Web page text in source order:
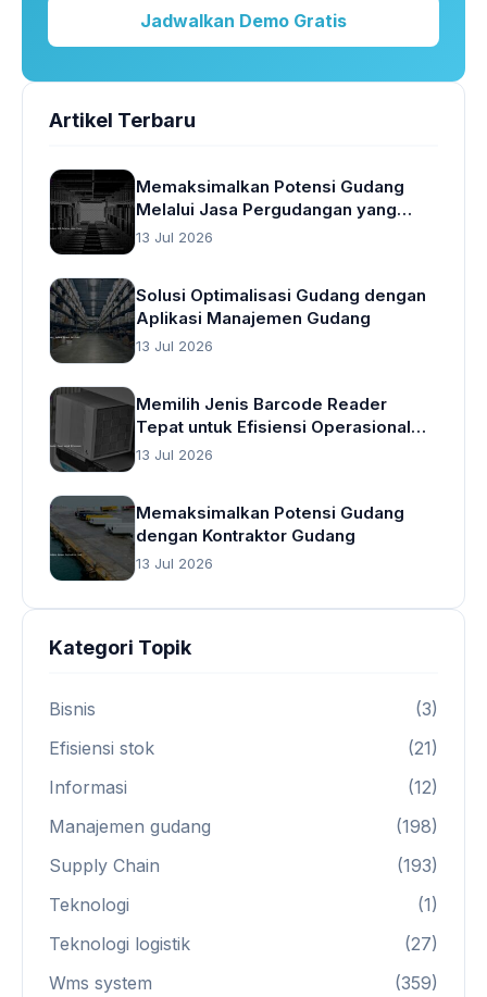
Jadwalkan Demo Gratis
Artikel Terbaru
Memaksimalkan Potensi Gudang
Melalui Jasa Pergudangan yang
Cerdas
13 Jul 2026
Solusi Optimalisasi Gudang dengan
Aplikasi Manajemen Gudang
13 Jul 2026
Memilih Jenis Barcode Reader
Tepat untuk Efisiensi Operasional
Gudang
13 Jul 2026
Memaksimalkan Potensi Gudang
dengan Kontraktor Gudang
13 Jul 2026
Kategori Topik
Bisnis
(3)
Efisiensi stok
(21)
Informasi
(12)
Manajemen gudang
(198)
Supply Chain
(193)
Teknologi
(1)
Teknologi logistik
(27)
Wms system
(359)